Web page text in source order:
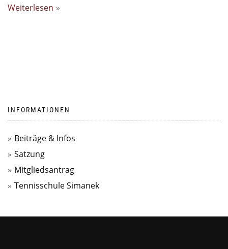
Weiterlesen
INFORMATIONEN
Beiträge & Infos
Satzung
Mitgliedsantrag
Tennisschule Simanek